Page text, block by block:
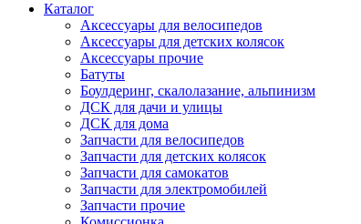
Каталог
Аксессуары для велосипедов
Аксессуары для детских колясок
Аксессуары прочие
Батуты
Боулдеринг, скалолазание, альпинизм
ДСК для дачи и улицы
ДСК для дома
Запчасти для велосипедов
Запчасти для детских колясок
Запчасти для самокатов
Запчасти для электромобилей
Запчасти прочие